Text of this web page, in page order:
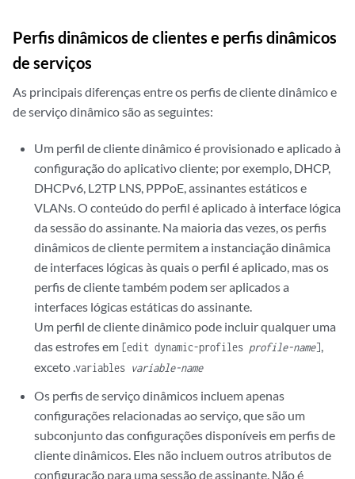
Perfis dinâmicos de clientes e perfis dinâmicos
de serviços
As principais diferenças entre os perfis de cliente dinâmico e
de serviço dinâmico são as seguintes:
Um perfil de cliente dinâmico é provisionado e aplicado à
configuração do aplicativo cliente; por exemplo, DHCP,
DHCPv6, L2TP LNS, PPPoE, assinantes estáticos e
VLANs. O conteúdo do perfil é aplicado à interface lógica
da sessão do assinante. Na maioria das vezes, os perfis
dinâmicos de cliente permitem a instanciação dinâmica
de interfaces lógicas às quais o perfil é aplicado, mas os
perfis de cliente também podem ser aplicados a
interfaces lógicas estáticas do assinante.
Um perfil de cliente dinâmico pode incluir qualquer uma
das estrofes em [edit dynamic-profiles profile-name],
exceto .variables variable-name
Os perfis de serviço dinâmicos incluem apenas
configurações relacionadas ao serviço, que são um
subconjunto das configurações disponíveis em perfis de
cliente dinâmicos. Eles não incluem outros atributos de
configuração para uma sessão de assinante. Não é